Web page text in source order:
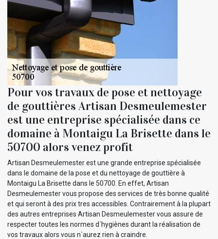
Pour vos travaux de pose et nettoyage
de gouttières Artisan Desmeulemester
est une entreprise spécialisée dans ce
domaine à Montaigu La Brisette dans le
50700 alors venez profit
Artisan Desmeulemester est une grande entreprise spécialisée
dans le domaine de la pose et du nettoyage de gouttière à
Montaigu La Brisette dans le 50700. En effet, Artisan
Desmeulemester vous propose des services de très bonne qualité
et qui seront à des prix tres accessibles. Contrairement à la plupart
des autres entreprises Artisan Desmeulemester vous assure de
respecter toutes les normes d`hygiènes durant la réalisation de
vos travaux alors vous n`aurez rien à craindre.